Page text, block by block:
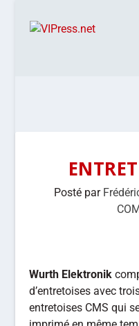
Posté par
Wurth Elektronik
d’entretoises avec
entretoises CMS qui